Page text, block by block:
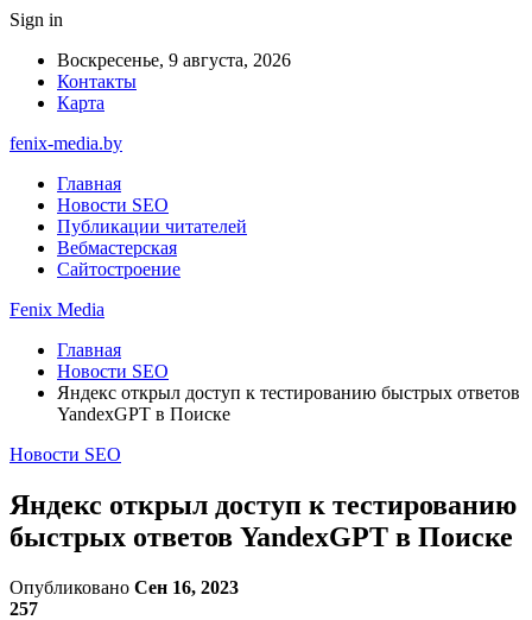
Sign in
Воскресенье, 9 августа, 2026
Контакты
Карта
fenix-media.by
Главная
Новости SEO
Публикации читателей
Вебмастерская
Сайтостроение
Fenix Media
Главная
Новости SEO
Яндекс открыл доступ к тестированию быстрых ответов
YandexGPT в Поиске
Новости SEO
Яндекс открыл доступ к тестированию
быстрых ответов YandexGPT в Поиске
Опубликовано Сен 16, 2023
257